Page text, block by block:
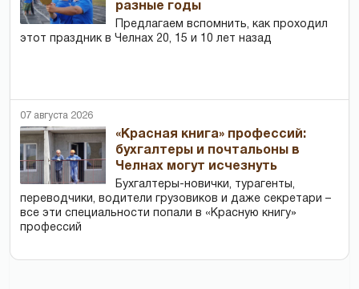
разные годы
Предлагаем вспомнить, как проходил
этот праздник в Челнах 20, 15 и 10 лет назад
07 августа 2026
«Красная книга» профессий:
бухгалтеры и почтальоны в
Челнах могут исчезнуть
Бухгалтеры-новички, тур­агенты,
переводчики, водители грузовиков и даже секретари –
все эти специальности попали в «Красную книгу»
профессий